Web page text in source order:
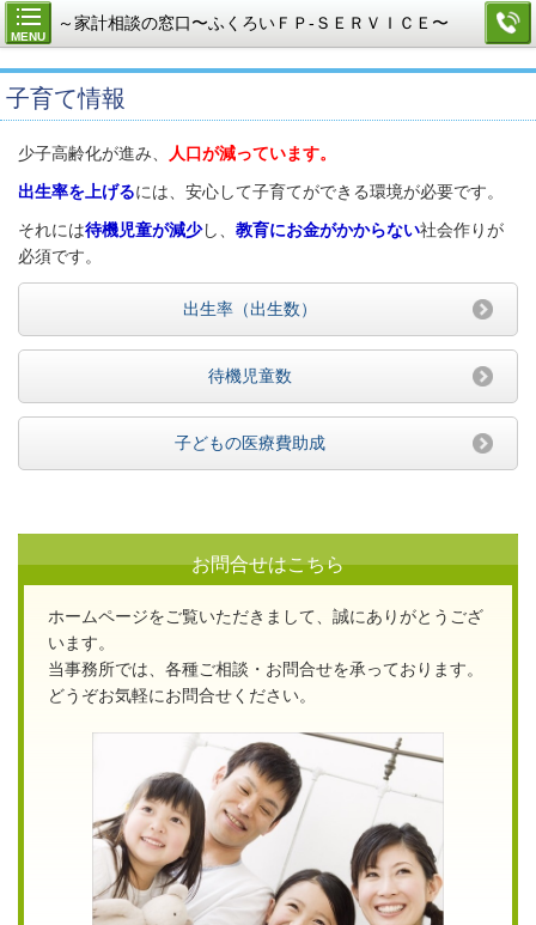
MENU
～家計相談の窓口〜ふくろいＦＰ-ＳＥＲＶＩＣＥ〜
子育て情報
少子高齢化が進み、
人口が減っています。
出生率を上げるには、安心して子育てができる環境が必要です。
それには待機児童が減少し、 教育にお金がかからない社会作りが
必須です。
出生率（出生数）
待機児童数
子どもの医療費助成
お問合せはこちら
ホームページをご覧いただきまして、誠にありがとうござ
います。
当事務所では、各種ご相談・お問合せを承っております。
どうぞお気軽にお問合せください。